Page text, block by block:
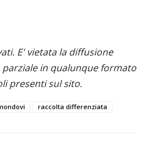
E' vietata la diffusione
in qualunque formato
presenti sul sito.
raccolta differenziata